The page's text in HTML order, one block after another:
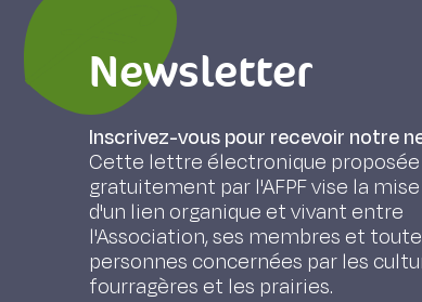
Newsletter
Inscrivez-vous pour recevoir notre
Cette lettre électronique proposée
gratuitement par l'AFPF vise la
d'un lien organique et vivant entre
l'Association, ses membres et
personnes concernées par les
fourragères et les prairies.